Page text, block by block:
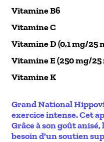
Vitamine B6
Vitamine C
Vitamine D (0,1 mg/25
Vitamine E (250 mg/25
Vitamine K
Grand National
exercice intense. Cet
Grâce à son goût
besoin d'un soutien